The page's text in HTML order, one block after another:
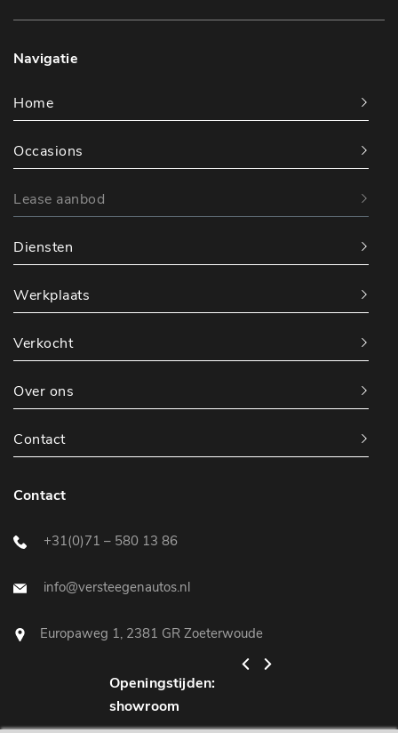
Navigatie
Home
Occasions
Lease aanbod
Diensten
Werkplaats
Verkocht
Over ons
Contact
Contact
+31(0)71 – 580 13 86
info@versteegenautos.nl
Europaweg 1, 2381 GR Zoeterwoude
Openingstijden:
showroom